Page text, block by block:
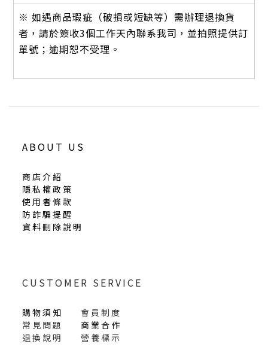
※ 如遇商品瑕疵（破損或短缺等）需辦理退換貨
者，請於簽收3個工作天內聯系我司，並拍照提供訂
單號；逾期恕不受理。
ABOUT US
商店介紹
隱私權政策
使用者條款
防詐騙提醒
資料刪除說明
CUSTOMER SERVICE
購物須知
會員制度
常見問題
商業合作
退換說明
營養標示